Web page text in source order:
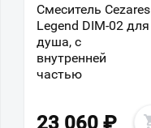
Смеситель Cezares
Legend DIM-02 для
душа, с
внутренней
частью
23 060 ₽